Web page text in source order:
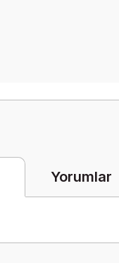
Yorumlar